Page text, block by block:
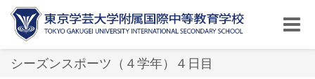
Toggle
シーズンスポーツ（４学年）４日目